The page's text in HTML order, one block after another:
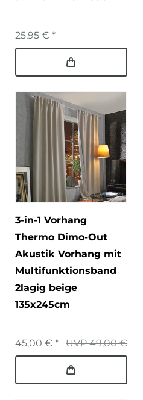
25,95 € *
3-in-1 Vorhang
Thermo Dimo-Out
Akustik Vorhang mit
Multifunktionsband
2lagig beige
135x245cm
UVP 49,00 €
45,00 € *